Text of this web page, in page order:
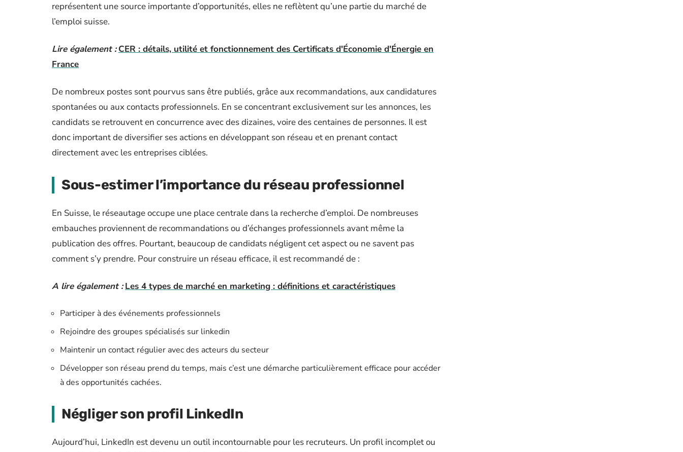
représentent une source importante d’opportunités, elles ne reflètent qu’une partie du marché de
l’emploi suisse.
Lire également : CER : détails, utilité et fonctionnement des Certificats d'Économie d'Énergie en
France
De nombreux postes sont pourvus sans être publiés, grâce aux recommandations, aux candidatures
spontanées ou aux contacts professionnels. En se concentrant exclusivement sur les annonces, les
candidats se retrouvent en concurrence avec des dizaines, voire des centaines de personnes. Il est
donc important de diversifier ses actions en développant son réseau et en prenant contact
directement avec les entreprises ciblées.
Sous-estimer l’importance du réseau professionnel
En Suisse, le réseautage occupe une place centrale dans la recherche d’emploi. De nombreuses
embauches proviennent de recommandations ou d’échanges professionnels avant même la
publication des offres. Pourtant, beaucoup de candidats négligent cet aspect ou ne savent pas
comment s’y prendre. Pour construire un réseau efficace, il est recommandé de :
A lire également : Les 4 types de marché en marketing : définitions et caractéristiques
Participer à des événements professionnels
Rejoindre des groupes spécialisés sur linkedin
Maintenir un contact régulier avec des acteurs du secteur
Développer son réseau prend du temps, mais c’est une démarche particulièrement efficace pour accéder
à des opportunités cachées.
Négliger son profil LinkedIn
Aujourd’hui, LinkedIn est devenu un outil incontournable pour les recruteurs. Un profil incomplet ou